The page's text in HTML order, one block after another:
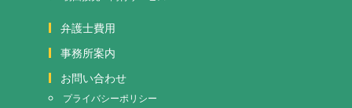
弁護士費用
事務所案内
お問い合わせ
プライバシーポリシー